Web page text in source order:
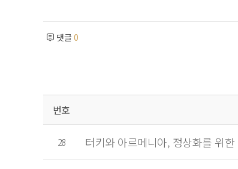
댓글0
번호
28 터키와 아르메니아, 정상화를 위